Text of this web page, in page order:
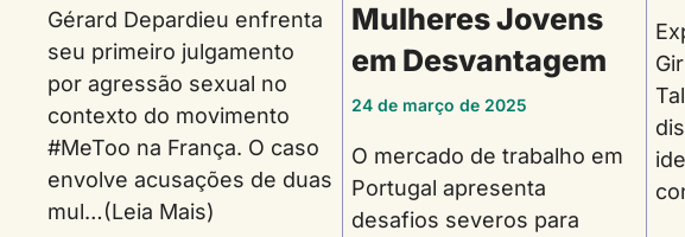
Gérard Depardieu enfrenta
seu primeiro julgamento
por agressão sexual no
contexto do movimento
#MeToo na França. O caso
envolve acusações de duas
mul…(Leia Mais)
Mulheres Jovens
em Desvantagem
24 de março de 2025
O mercado de trabalho em
Portugal apresenta
desafios severos para